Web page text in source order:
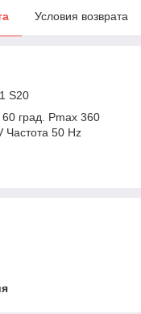
Условия возврата
S20
град. Pmax 360
Частота 50 Hz